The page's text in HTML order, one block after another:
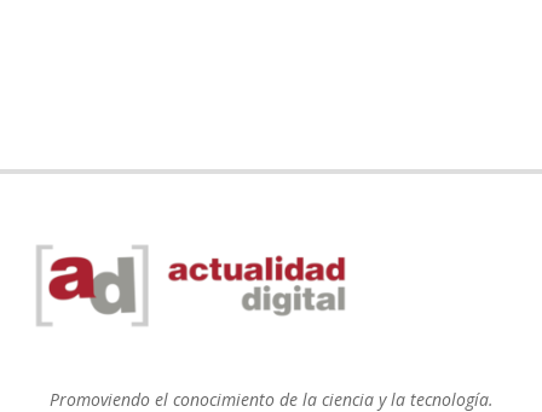
Promoviendo el conocimiento de la ciencia y la tecnología.